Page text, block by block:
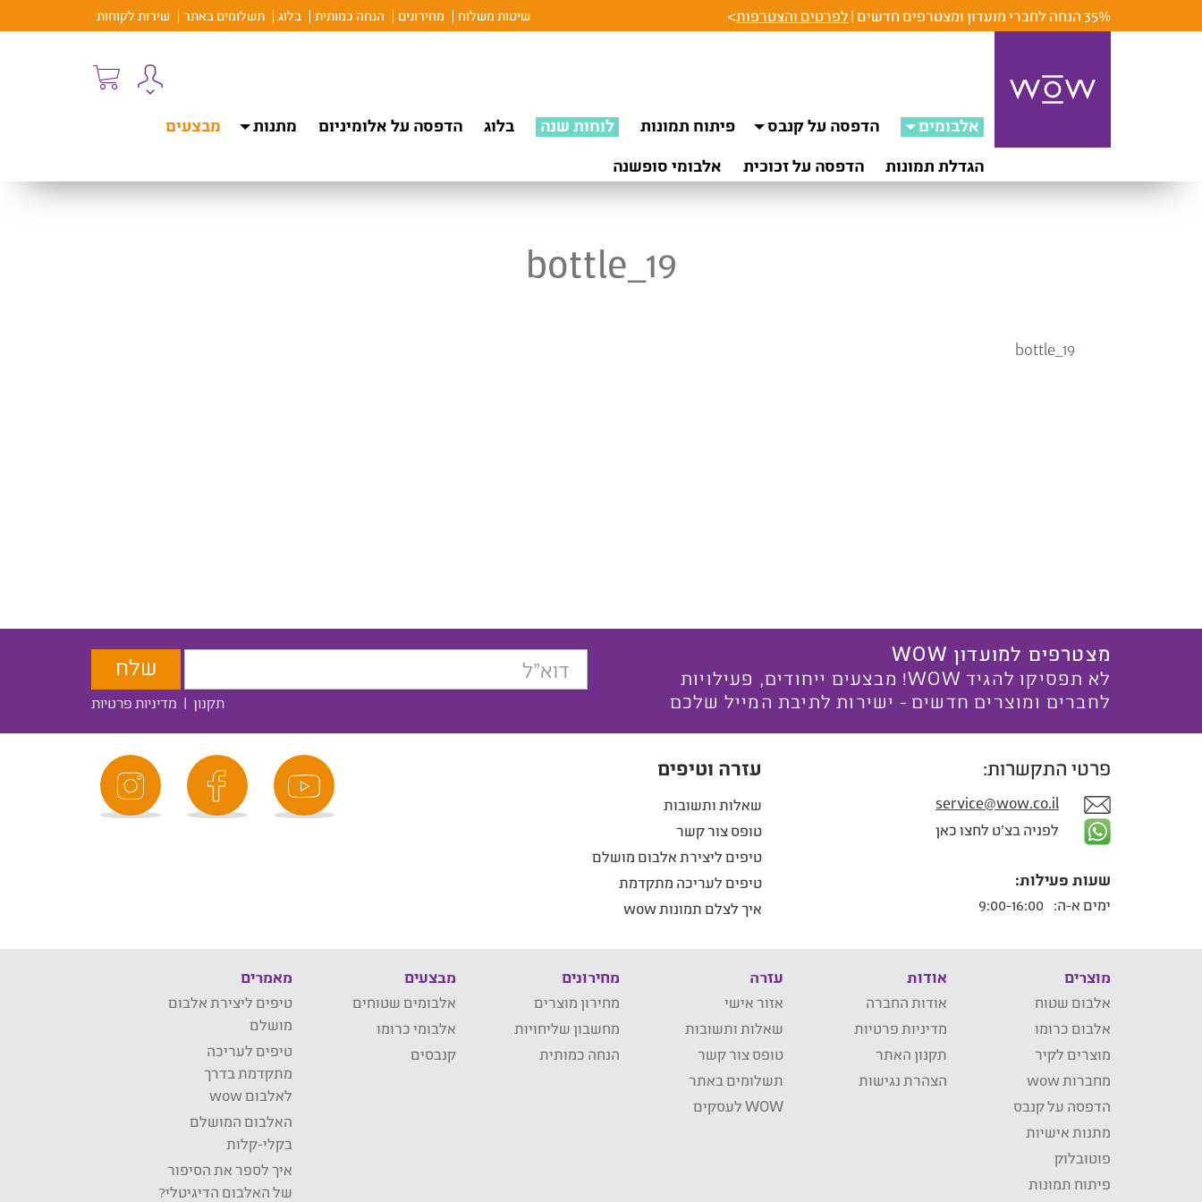
35% הנחה לחברי מועדון ומצטרפים חדשים | לפרטים והצטרפות> שיטות משלוח מחירונים הנחה כמותית בלוג תשלומים באתר שירות לקוחות
אלבומים הדפסה על קנבס פיתוח תמונות לוחות שנה בלוג הדפסה על אלומיניום מתנות
מבצעים
הגדלת תמונות
הדפסה על זכוכית אלבומי סופשנה
bottle_19
bottle_19
מצטרפים למועדון WOW
לא תפסיקו להגיד WOW! מבצעים ייחודים, פעילויות
לחברים ומוצרים חדשים - ישירות לתיבת המייל שלכם
תקנון | מדיניות פרטיות
פרטי התקשרות:
service@wow.co.il
לפניה בצ'ט לחצו כאן
שעות פעילות:
ימים א-ה:
עזרה וטיפים
שאלות ותשובות
טופס צור קשר
טיפים ליצירת אלבום מושלם
טיפים לעריכה מתקדמת
איך לצלם תמונות wow
מוצרים
אלבום שטוח
אלבום כרומו
מוצרים לקיר
מחברות wow
הדפסה על קנבס
מתנות אישיות
פוטובלוק
פיתוח תמונות
אודות
אודות החברה
מדיניות פרטיות
תקנון האתר
הצהרת נגישות
עזרה
אזור אישי
שאלות ותשובות
טופס צור קשר
תשלומים באתר
WOW לעסקים
מחירונים
מחירון מוצרים
מחשבון שליחויות
הנחה כמותית
מבצעים
אלבומים שטוחים
אלבומי כרומו
קנבסים
מאמרים
טיפים ליצירת אלבום
מושלם
טיפים לעריכה
מתקדמת בדרך
לאלבום wow
האלבום המושלם
בקלי-קלות
איך לספר את הסיפור
של האלבום הדיגיטלי?